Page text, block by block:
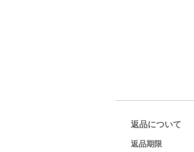
返品について
返品期限